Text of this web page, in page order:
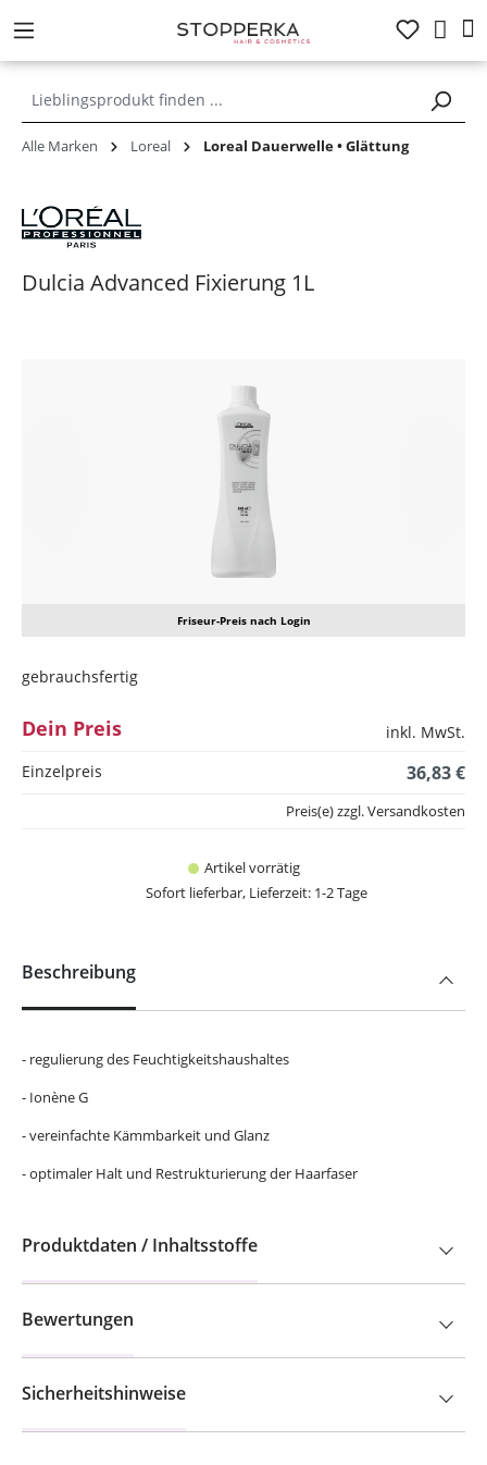
springen
Alle Marken Loreal Loreal Dauerwelle • Glättung
Dulcia Advanced Fixierung 1L
Friseur-Preis nach Login
gebrauchsfertig
Dein Preis
inkl. MwSt.
Einzelpreis
36,83 €
Artikel vorrätig
Sofort lieferbar, Lieferzeit: 1-2 Tage
Preis(e) zzgl. Versandkosten
Beschreibung
- regulierung des Feuchtigkeitshaushaltes
- Ionène G
- vereinfachte Kämmbarkeit und Glanz
- optimaler Halt und Restrukturierung der Haarfaser
Produktdaten / Inhaltsstoffe
Bewertungen
Sicherheitshinweise